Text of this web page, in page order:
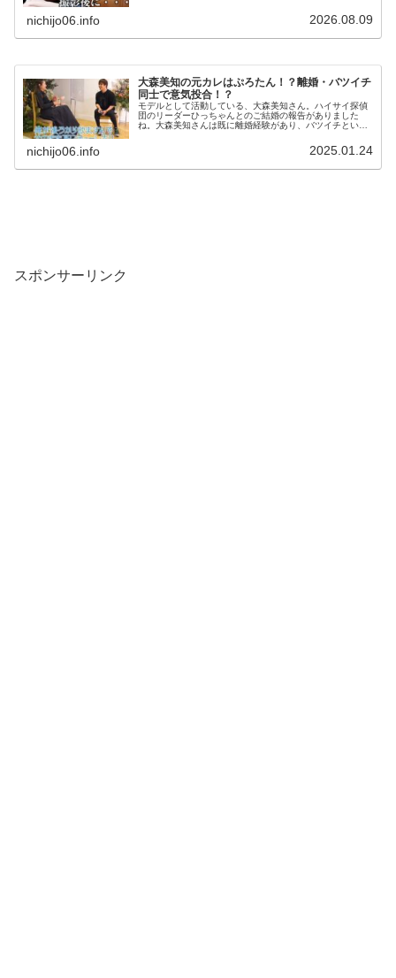
nichijo06.info 2026.08.09
大森美知の元カレはぷろたん！？離婚・バツイチ
同士で意気投合！？
モデルとして活動している、大森美知さん。ハイサイ探偵
団のリーダーひっちゃんとのご結婚の報告がありました
ね。大森美知さんは既に離婚経験があり、バツイチという
nichijo06.info 2025.01.24
スポンサーリンク